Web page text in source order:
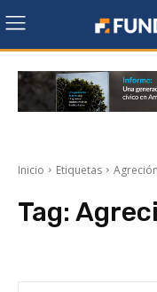
Inicio Etiquetas Agreción
Tag: